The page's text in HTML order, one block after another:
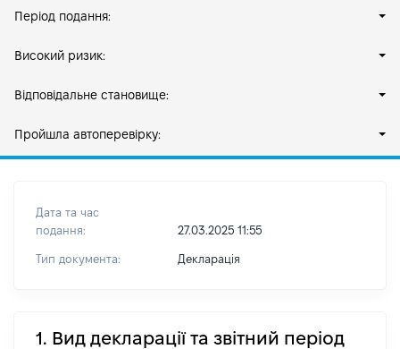
Період подання:
Високий ризик:
Відповідальне становище:
Пройшла автоперевірку:
Дата та час
подання:
27.03.2025 11:55
Тип документа: Декларація
1. Вид декларації та звітний період